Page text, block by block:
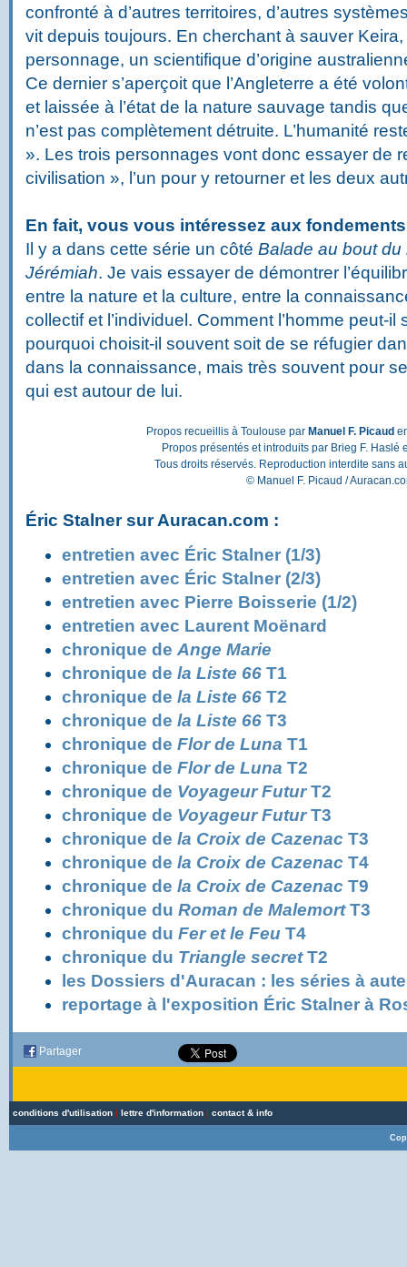
confronté à d’autres territoires, d’autres
vit depuis toujours. En cherchant à sauver
personnage, un scientifique d’origine
Ce dernier s’aperçoit que l’Angleterre a été
et laissée à l’état de la nature sauvage tandis
n’est pas complètement détruite. L’humanité
». Les trois personnages vont donc essayer de
civilisation », l’un pour y retourner et les deux
En fait, vous vous intéressez aux
Il y a dans cette série un côté Balade au bout du
Jérémiah. Je vais essayer de démontrer
entre la nature et la culture, entre la
collectif et l’individuel. Comment l’homme peut-
pourquoi choisit-il souvent soit de se réfugier
dans la connaissance, mais très souvent pour
qui est autour de lui.
Propos recueillis à Toulouse par Manuel F. Picaud
Propos présentés et introduits par Brieg F. Haslé
Tous droits réservés. Reproduction interdite sans
© Manuel F. Picaud /
Éric Stalner sur Auracan.com :
entretien avec Éric Stalner (1/3)
entretien avec Éric Stalner (2/3)
entretien avec Pierre Boisserie (1/2)
entretien avec Laurent Moënard
chronique de Ange Marie
chronique de la Liste 66 T1
chronique de la Liste 66 T2
chronique de la Liste 66 T3
chronique de Flor de Luna T1
chronique de Flor de Luna T2
chronique de Voyageur FuturT2
chronique de Voyageur FuturT3
chronique de la Croix de Cazenac T3
chronique de la Croix de Cazenac T4
chronique de la Croix de Cazenac T9
chronique du Roman de MalemortT3
chronique du Fer et le Feu T4
chronique du Triangle secretT2
les Dossiers d'Auracan : les séries à
reportage à l'exposition Éric Stalner à
Partager
conditions d'utilisation | lettre d'information | contact & info